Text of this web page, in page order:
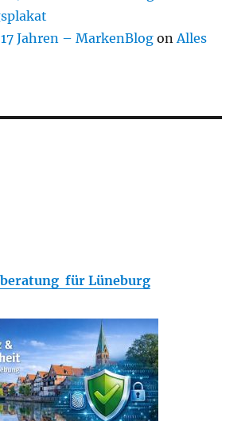
Jahren – MarkenBlog onAlles
für Lüneburg